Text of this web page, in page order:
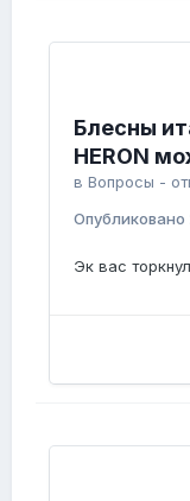
Блесны
HERON
в Вопросы -
Опубликовано
Эк вас